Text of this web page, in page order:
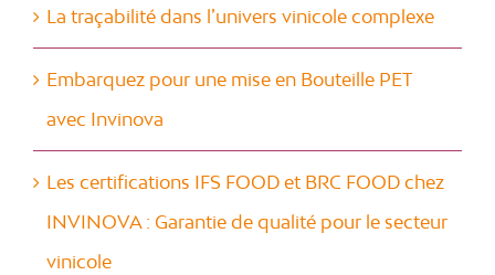
La traçabilité dans l’univers vinicole complexe
Embarquez pour une mise en Bouteille PET
avec Invinova
Les certifications IFS FOOD et BRC FOOD chez
INVINOVA : Garantie de qualité pour le secteur
vinicole